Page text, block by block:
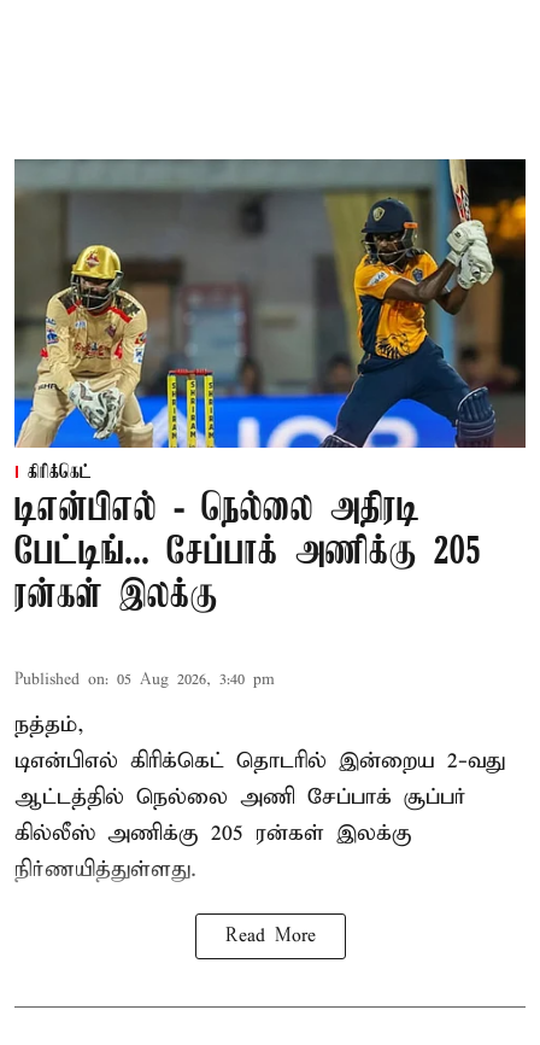
கிரிக்கெட்
டிஎன்பிஎல் - நெல்லை அதிரடி
பேட்டிங்... சேப்பாக் அணிக்கு 205
ரன்கள் இலக்கு
Published on: 05 Aug 2026, 3:40 pm
நத்தம்,
டிஎன்பிஎல் கிரிக்கெட் தொடரில் இன்றைய 2-வது
ஆட்டத்தில் நெல்லை அணி சேப்பாக் சூப்பர்
கில்லீஸ் அணிக்கு 205 ரன்கள் இலக்கு
நிர்ணயித்துள்ளது.
Read More